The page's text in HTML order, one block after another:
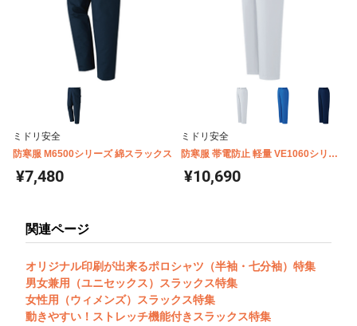
ミドリ安全
防寒服 M6500シリーズ 綿スラックス
¥7,480
ミドリ安全
防寒服 帯電防止 軽量 VE1060シリー
ズ スラックス
¥10,690
関連ページ
オリジナル印刷が出来るポロシャツ（半袖・七分袖）特集
男女兼用（ユニセックス）スラックス特集
女性用（ウィメンズ）スラックス特集
動きやすい！ストレッチ機能付きスラックス特集